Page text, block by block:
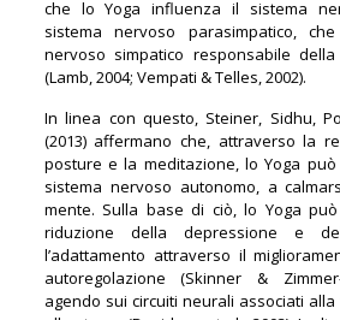
che lo Yoga influenza il sistema
sistema nervoso parasimpatico,
nervoso simpatico responsabile
(Lamb, 2004; Vempati & Telles, 2002).
In linea con questo, Steiner, Sidhu,
(2013) affermano che, attraverso la
posture e la meditazione, lo Yoga
sistema nervoso autonomo, a
mente. Sulla base di ciò, lo Yoga
riduzione della depressione e
l’adattamento attraverso il
autoregolazione (Skinner &
agendo sui circuiti neurali associati